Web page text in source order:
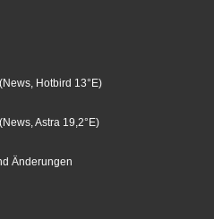
Hotbird 13°E)
Astra 19,2°E)
Änderungen